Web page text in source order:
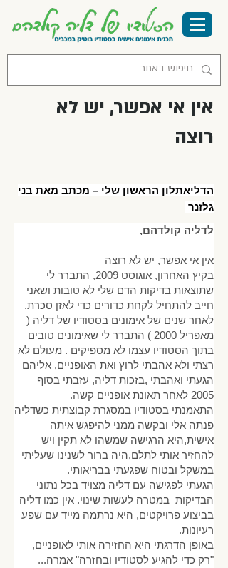
אין אי אפשר, יש לא
רוצה
הדליאתלון הראשון שלי – מכתב מאת בני
גלזנר
לדליה קולדהם,
אין אי אפשר, יש לא רוצה
בקיץ האחרון, אוגוסט 2009, התברר לי
שתוצאות בדיקות הדם שלי לא טובות ושאני
חייב להתחיל לקחת כדורים כדי לאזן סכרת.
לאחר שנים של אימונים בסטודיו של דליה (
מאפריל 2000 ) התברר לי שאימונים טובים
בתוך הסטודיו עצמו לא מספיקים . מעולם לא
רצתי ולא אהבתי לרוץ ואת האופניים, אליהם
הגעתי ואהבתי ,בזכות דליה, עזבתי בסוף
2005 לאחר תאונת אופניים קשה.
התאמנתי בסטודיו במסגרת קבוצתית כשדליה
פנתה אלי ובקשה ממני להיפגש איתה
אישית,היא הרגישה שמשהו לא תקין ויש
להחזיר אותי לתלם,היה ברור לשנינו שעליתי
במשקל ובטוח שפגעתי בבריאותי.
הגעתי לפגישה עם דליה מצויד בכל נתוני
הבדיקות במטרה לעשות שינוי. אין כמו דליה
בביצוע פרויקטים, היא נרתמה מייד עם שפע
רעיונות.
באופן הדרגתי היא החזירה אותי לאופניים,
"רק כדי להגיע לסטודיו ובחזרה" אמרה...